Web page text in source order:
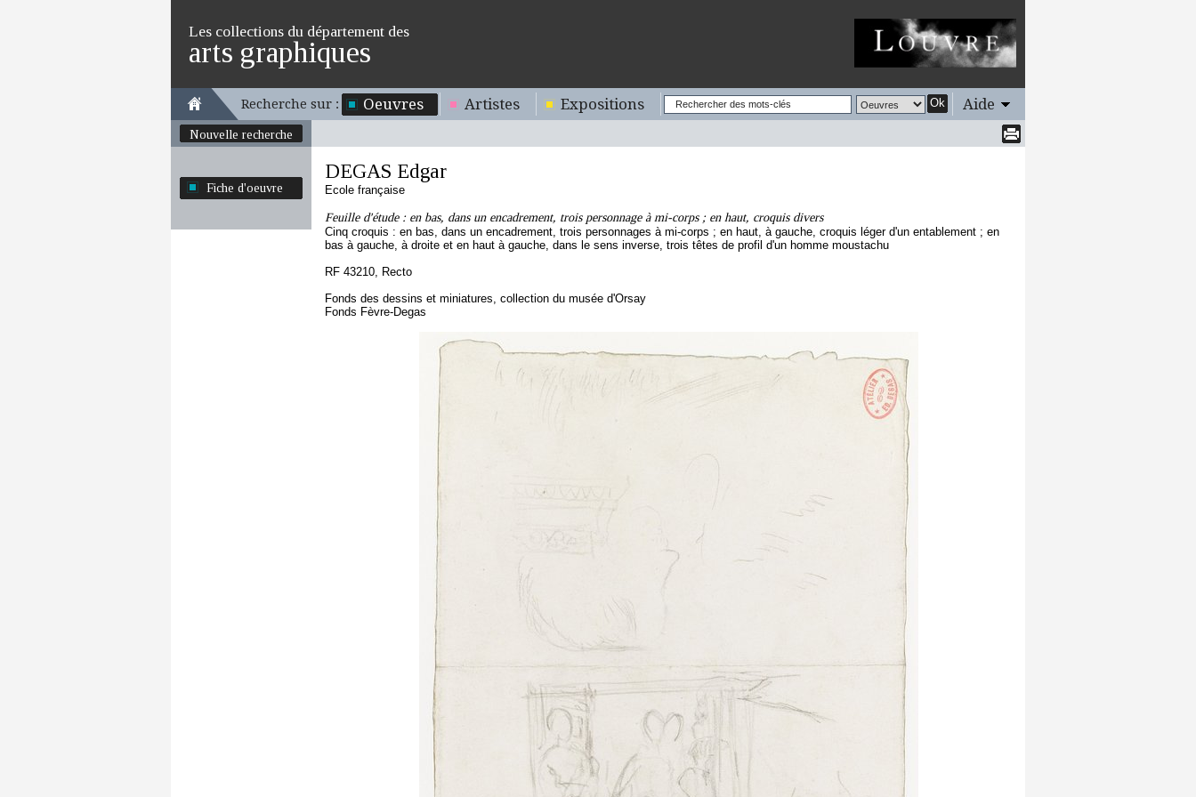
Les collections du département des
arts graphiques
Recherche sur : Oeuvres Artistes Expositions Ok Aide
Nouvelle recherche
Fiche d'oeuvre
DEGAS Edgar
Ecole française
Feuille d'étude : en bas, dans un encadrement, trois personnage à mi-corps ; en haut, croquis divers
Cinq croquis : en bas, dans un encadrement, trois personnages à mi-corps ; en haut, à gauche, croquis léger d'un entablement ; en
bas à gauche, à droite et en haut à gauche, dans le sens inverse, trois têtes de profil d'un homme moustachu
RF 43210, Recto
Fonds des dessins et miniatures, collection du musée d'Orsay
Fonds Fèvre-Degas